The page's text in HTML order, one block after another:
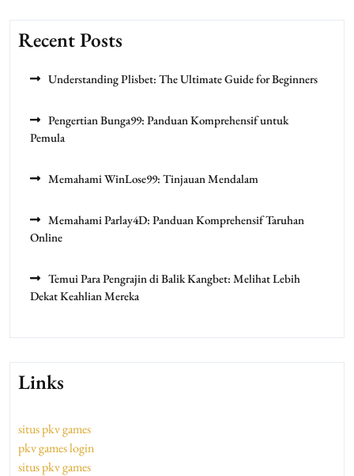
Recent Posts
Understanding Plisbet: The Ultimate Guide for Beginners
Pengertian Bunga99: Panduan Komprehensif untuk
Pemula
Memahami WinLose99: Tinjauan Mendalam
Memahami Parlay4D: Panduan Komprehensif Taruhan
Online
Temui Para Pengrajin di Balik Kangbet: Melihat Lebih
Dekat Keahlian Mereka
Links
situs pkv games
pkv games login
situs pkv games